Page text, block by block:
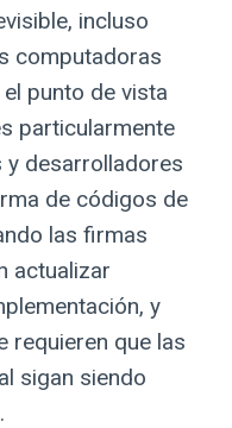
incluso
computadoras
punto de vista
particularmente
desarrolladores
de códigos de
las firmas
actualizar
y
requieren que las
sigan siendo